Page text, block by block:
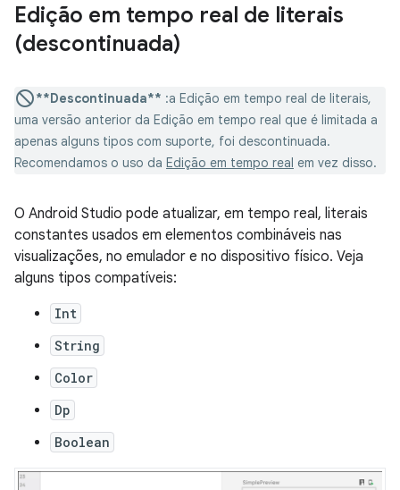
Edição em tempo real de literais
(descontinuada)
**Descontinuada** :a Edição em tempo real de literais,
uma versão anterior da Edição em tempo real que é limitada a
apenas alguns tipos com suporte, foi descontinuada.
Recomendamos o uso da Edição em tempo real em vez disso.
O Android Studio pode atualizar, em tempo real, literais
constantes usados em elementos combináveis nas
visualizações, no emulador e no dispositivo físico. Veja
alguns tipos compatíveis:
Int
String
Color
Dp
Boolean